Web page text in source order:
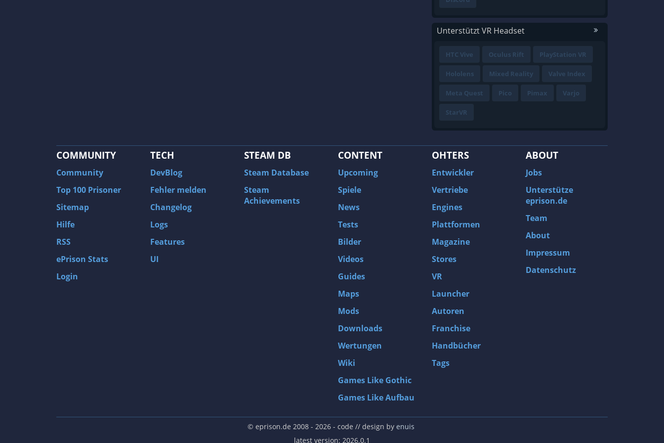
Unterstützt VR Headset
HTC Vive Oculus Rift PlayStation VR
Hololens Mixed Reality Valve Index
Meta Quest Pico Pimax Varjo
StarVR
COMMUNITY
Community
Top 100 Prisoner
Sitemap
Hilfe
RSS
ePrison Stats
Login
TECH
DevBlog
Fehler melden
Changelog
Logs
Features
UI
STEAM DB
Steam Database
Steam
Achievements
CONTENT
Upcoming
Spiele
News
Tests
Bilder
Videos
Guides
Maps
Mods
Downloads
Wertungen
Wiki
Games Like Gothic
Games Like Aufbau
OHTERS
Entwickler
Vertriebe
Engines
Plattformen
Magazine
Stores
VR
Launcher
Autoren
Franchise
Handbücher
Tags
ABOUT
Jobs
Unterstütze
eprison.de
Team
About
Impressum
Datenschutz
© eprison.de 2008 - 2026- code // design by enuis
latest version: 2026.0.1